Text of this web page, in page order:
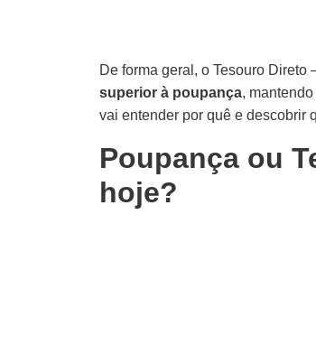
De forma geral, o Tesouro
superior à poupança,
vai entender por quê e descobrir
Poupança ou
hoje?